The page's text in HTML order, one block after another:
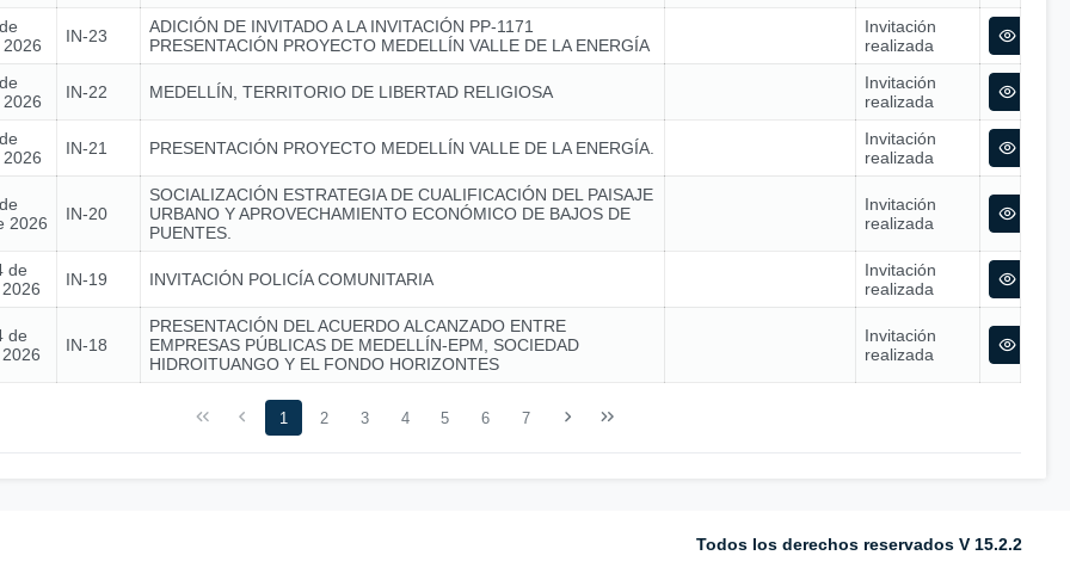
IN-23
ADICIÓN DE INVITADO A LA INVITACIÓN PP-1171
PRESENTACIÓN PROYECTO MEDELLÍN VALLE DE LA ENERGÍA
Invitación
realizada
IN-22 MEDELLÍN, TERRITORIO DE LIBERTAD RELIGIOSA
Invitación
realizada
IN-21 PRESENTACIÓN PROYECTO MEDELLÍN VALLE DE LA ENERGÍA.
Invitación
realizada
2026
IN-20
SOCIALIZACIÓN ESTRATEGIA DE CUALIFICACIÓN DEL PAISAJE
URBANO Y APROVECHAMIENTO ECONÓMICO DE BAJOS DE
PUENTES.
Invitación
realizada
de
IN-19 INVITACIÓN POLICÍA COMUNITARIA
Invitación
realizada
de
IN-18
PRESENTACIÓN DEL ACUERDO ALCANZADO ENTRE
EMPRESAS PÚBLICAS DE MEDELLÍN-EPM, SOCIEDAD
HIDROITUANGO Y EL FONDO HORIZONTES
Invitación
realizada
1 2 3 4 5 6 7
Todos los derechos reservados V 15.2.2